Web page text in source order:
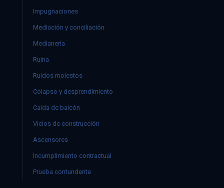
Impugnaciones
Mediación y conciliación
Medianería
Ruina
Ruidos molestos
Colapso y desprendimiento
Caída de balcón
Vicios de construcción
Ascensores
Incumplimiento contractual
Prueba contundente